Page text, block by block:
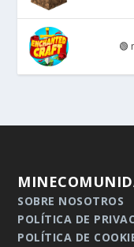
🟢
SOBRE NOSOTROS
POLÍTICA DE
POLÍTICA DE